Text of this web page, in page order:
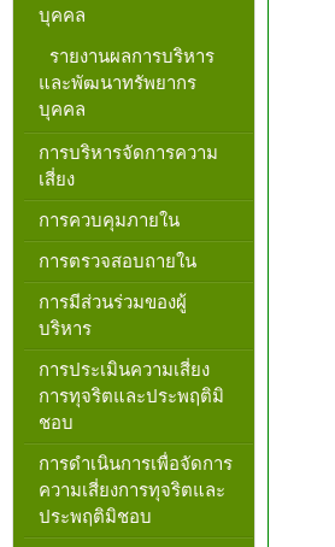
บุคคล
รายงานผลการบริหาร
และพัฒนาทรัพยากร
บุคคล
การบริหารจัดการความ
เสี่ยง
การควบคุมภายใน
การตรวจสอบถายใน
การมีส่วนร่วมของผู้
บริหาร
การประเมินความเสี่ยง
การทุจริตและประพฤติมิ
ชอบ
การดำเนินการเพื่อจัดการ
ความเสี่ยงการทุจริตและ
ประพฤติมิชอบ